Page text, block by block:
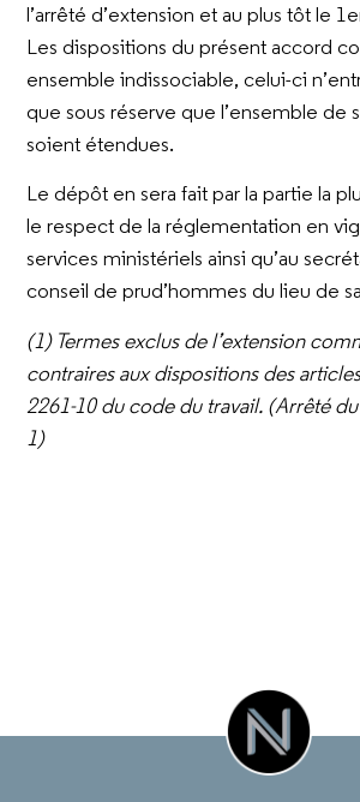
l’arrêté d’extension et au plus tôt le
Les dispositions du présent accord
ensemble indissociable, celui-ci
que sous réserve que l’ensemble de
soient étendues.
Le dépôt en sera fait par la partie la
le respect de la réglementation en
services ministériels ainsi qu’au
conseil de prud’hommes du lieu de
(1) Termes exclus de l’extension
contraires aux dispositions des
2261-10 du code du travail. (Arrêté
1)